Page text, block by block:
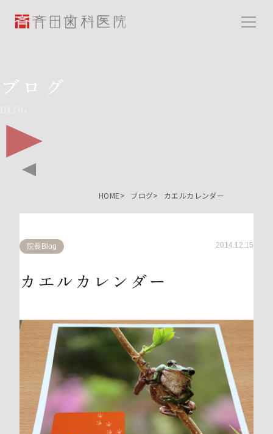
斉田歯科医院
ブログ
HOME ブログ カエルカレンダー
院長Blog 2014.12.15
カエルカレンダー